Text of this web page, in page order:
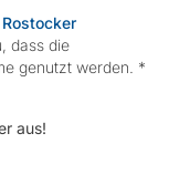
dass die
genutzt werden. *
aus!